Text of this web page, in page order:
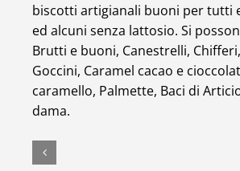
biscotti artigianali buoni per tutti
ed alcuni senza lattosio. Si
Brutti e buoni, Canestrelli,
Goccini, Caramel cacao e
caramello, Palmette, Baci di
dama.